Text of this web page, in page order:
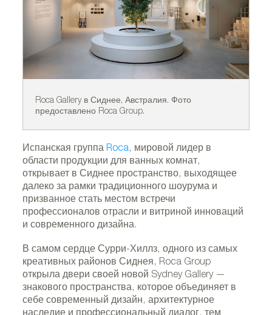
Roca Gallery в Сиднее, Австралия. Фото
предоставлено Roca Group.
Испанская группаRoca, мировой лидер в
области продукции для ванных комнат,
открывает в Сиднее пространство, выходящее
далеко за рамки традиционного шоурума и
призванное стать местом встречи
профессионалов отрасли и витриной инноваций
и современного дизайна.
В самом сердце Сурри-Хиллз, одного из самых
креативных районов Сиднея, Roca Group
открыла двери своей новой Sydney Gallery —
знакового пространства, которое объединяет в
себе современный дизайн, архитектурное